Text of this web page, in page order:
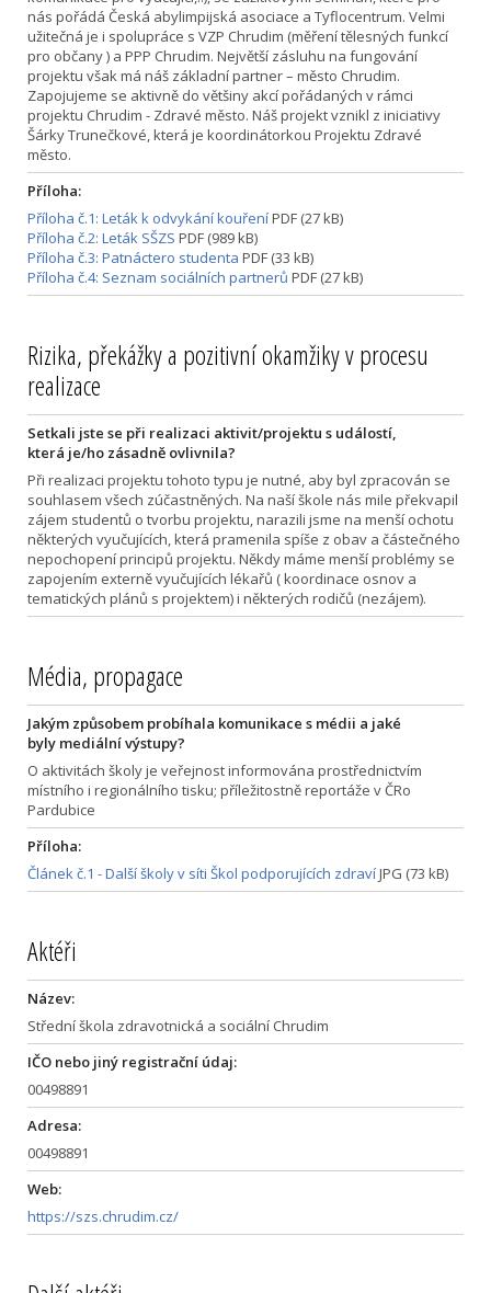
nás pořádá Česká abylimpijská asociace a Tyflocentrum. Velmi
užitečná je i spolupráce s VZP Chrudim (měření tělesných funkcí
pro občany ) a PPP Chrudim. Největší zásluhu na fungování
projektu však má náš základní partner – město Chrudim.
Zapojujeme se aktivně do většiny akcí pořádaných v rámci
projektu Chrudim - Zdravé město. Náš projekt vznikl z iniciativy
Šárky Trunečkové, která je koordinátorkou Projektu Zdravé
město.
Příloha:
Příloha č.1: Leták k odvykání kouřeníPDF (27 kB)
Příloha č.2: Leták SŠZS PDF (989 kB)
Příloha č.3: Patnáctero studenta PDF (33 kB)
Příloha č.4: Seznam sociálních partnerů PDF (27 kB)
Rizika, překážky a pozitivní okamžiky v procesu
realizace
Setkali jste se při realizaci aktivit/projektu s událostí,
která je/ho zásadně ovlivnila?
Při realizaci projektu tohoto typu je nutné, aby byl zpracován se
souhlasem všech zúčastněných. Na naší škole nás mile překvapil
zájem studentů o tvorbu projektu, narazili jsme na menší ochotu
některých vyučujících, která pramenila spíše z obav a částečného
nepochopení principů projektu. Někdy máme menší problémy se
zapojením externě vyučujících lékařů ( koordinace osnov a
tematických plánů s projektem) i některých rodičů (nezájem).
Média, propagace
Jakým způsobem probíhala komunikace s médii a jaké
byly mediální výstupy?
O aktivitách školy je veřejnost informována prostřednictvím
místního i regionálního tisku; příležitostně reportáže v ČRo
Pardubice
Příloha:
Článek č.1 - Další školy v síti Škol podporujících zdravíJPG (73 kB)
Aktéři
Název:
Střední škola zdravotnická a sociální Chrudim
IČO nebo jiný registrační údaj:
00498891
Adresa:
00498891
Web:
https://szs.chrudim.cz/